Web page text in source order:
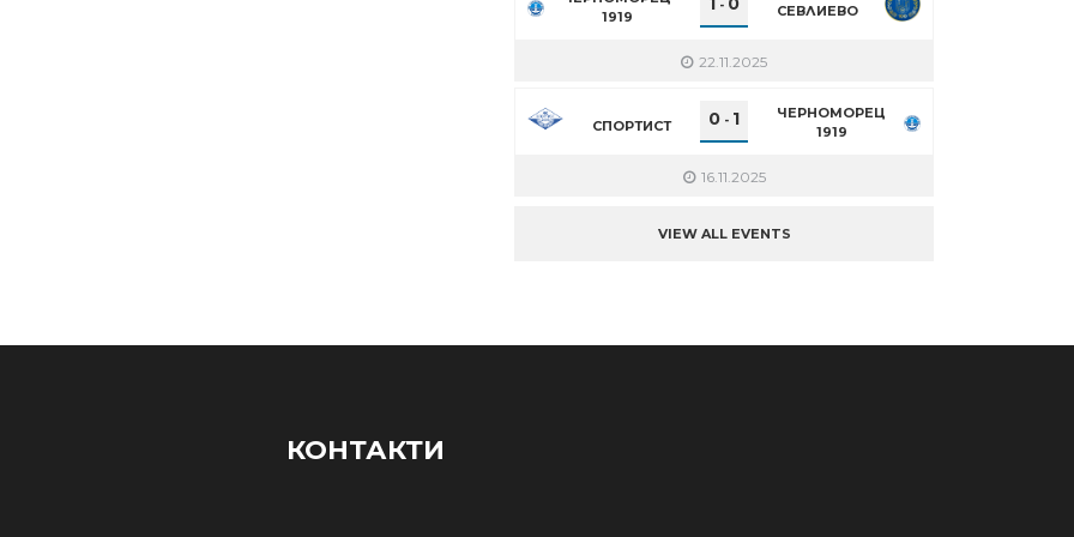
1919
- СЕВЛИЕВО
22.11.2025
СПОРТИСТ 0 - 1
ЧЕРНОМОРЕЦ
1919
16.11.2025
VIEW ALL EVENTS
КОНТАКТИ